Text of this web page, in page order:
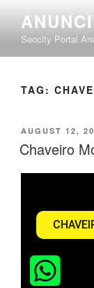
Seocity Portal
TAG:
AUGUST 12,
Chaveiro